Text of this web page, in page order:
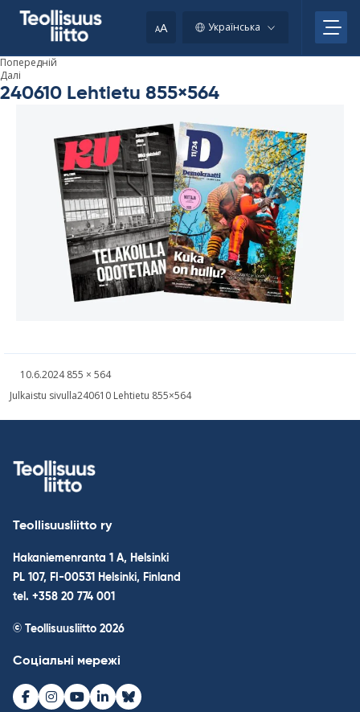
AA Українська
Попередній
Далі
240610 Lehtietu 855×564
Kirjoitettu
10.6.2024 Täysikokoinen
855 × 564
Post
Julkaistu sivulla240610 Lehtietu 855×564
Teollisuusliitto ry
Hakaniemenranta 1 A, Helsinki
PL 107, FI-00531 Helsinki, Finland
tel. +358 20 774 001
© Teollisuusliitto 2026
Соціальні мережі
Facebook
Instagram
Youtube
LinkedInBluesky